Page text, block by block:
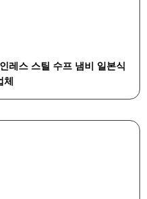
레스 스틸 수프 냄비 일본식
체